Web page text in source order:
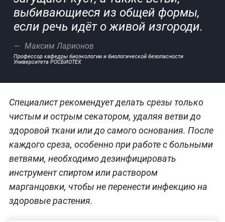
выбивающиеся из общей формы,
если речь идёт о живой изгороди.
Максим Ларионов
Профессор кафедры биоэкологии и биологической безопасности
Университета РОСБИОТЕХ
Специалист рекомендует делать срезы только
чистым и острым секатором, удаляя ветви до
здоровой ткани или до самого основания. После
каждого среза, особенно при работе с больными
ветвями, необходимо дезинфицировать
инструмент спиртом или раствором
марганцовки, чтобы не перенести инфекцию на
здоровые растения.